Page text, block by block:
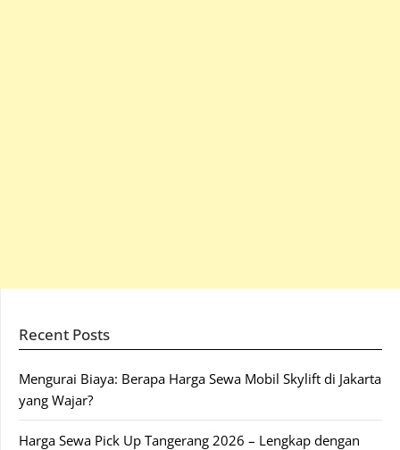
Recent Posts
Mengurai Biaya: Berapa Harga Sewa Mobil Skylift di Jakarta
yang Wajar?
Harga Sewa Pick Up Tangerang 2026 – Lengkap dengan